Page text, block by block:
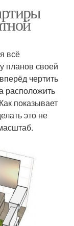
всё
планов своей
чертить
расположить
показывает
это не